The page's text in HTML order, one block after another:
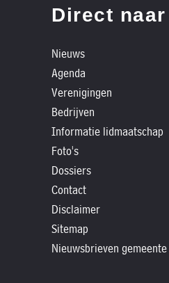
Direct naar
Nieuws
Agenda
Verenigingen
Bedrijven
Informatie lidmaatschap
Foto's
Dossiers
Contact
Disclaimer
Sitemap
Nieuwsbrieven
Historische
Dossiers
Contact
Nieuwsbrieven
gemeente
Opsterland